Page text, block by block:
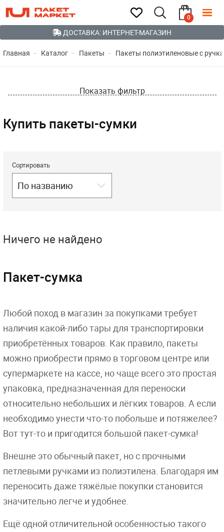
0
ДОСТАВКА: ИНТЕРНЕТ-МАГАЗИН
Главная Каталог Пакеты Пакеты полиэтиленовые с
Показать фильтр
Купить пакеты-сумки
Сортировать
По названию
Ничего не найдено
Пакет-сумка
Любой поход в магазин за покупками требует
наличия какой-либо тары для транспортировки
приобретённых товаров. Как правило, пакеты
можно приобрести прямо в торговом центре или
супермаркете на кассе, но чаще всего это простая
упаковка, предназначенная для переноски
относительно небольших и лёгких товаров. А если
необходимо унести что-то побольше и потяжелее?
Вот тут-то и пригодится большой пакет-сумка!
Внешне это обычный пакет, но с прочными
петлевыми ручками из полиэтилена. Благодаря им
переносить даже тяжёлые покупки становится
значительно легче и удобнее.
Ещё одной отличительной особенностью такого